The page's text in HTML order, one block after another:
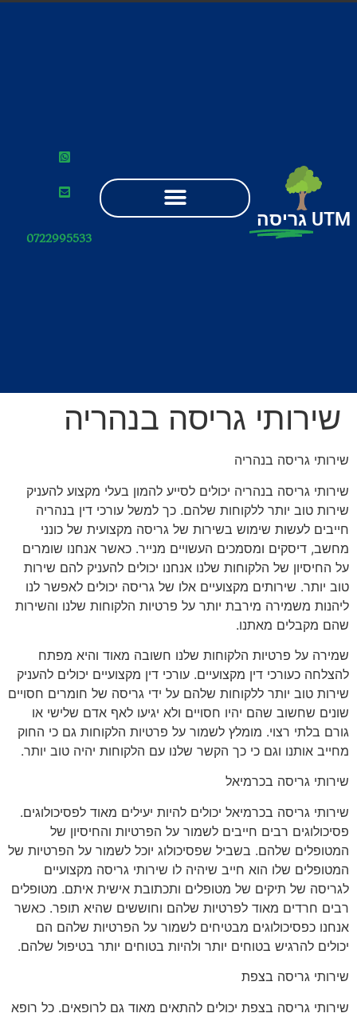
UTM גריסה
0722995533
שירותי גריסה בנהריה
שירותי גריסה בנהריה
שירותי גריסה בנהריה יכולים לסייע להמון בעלי מקצוע להעניק
שירות טוב יותר ללקוחות שלהם. כך למשל עורכי דין בנהריה
חייבים לעשות שימוש בשירות של גריסה מקצועית של כונני
מחשב, דיסקים ומסמכים העשויים מנייר. כאשר אנחנו שומרים
על החיסיון של הלקוחות שלנו אנחנו יכולים להעניק להם שירות
טוב יותר. שירותים מקצועיים אלו של גריסה יכולים לאפשר לנו
ליהנות משמירה מירבת יותר על פרטיות הלקוחות שלנו והשירות
שהם מקבלים מאתנו.
שמירה על פרטיות הלקוחות שלנו חשובה מאוד והיא מפתח
להצלחה כעורכי דין מקצועיים. עורכי דין מקצועיים יכולים להעניק
שירות טוב יותר ללקוחות שלהם על ידי גריסה של חומרים חסויים
שונים שחשוב שהם יהיו חסויים ולא יגיעו לאף אדם שלישי או
גורם בלתי רצוי. מומלץ לשמור על פרטיות הלקוחות גם כי החוק
מחייב אותנו וגם כי כך הקשר שלנו עם הלקוחות יהיה טוב יותר.
שירותי גריסה בכרמיאל
שירותי גריסה בכרמיאל יכולים להיות יעילים מאוד לפסיכולוגים.
פסיכולוגים רבים חייבים לשמור על הפרטיות והחיסיון של
המטופלים שלהם. בשביל שפסיכולוג יוכל לשמור על הפרטיות של
המטופלים שלו הוא חייב שיהיה לו שירותי גריסה מקצועיים
לגריסה של תיקים של מטופלים ותכתובת אישית איתם. מטופלים
רבים חרדים מאוד לפרטיות שלהם וחוששים שהיא תופר. כאשר
אנחנו כפסיכולוגים מבטיחים לשמור על הפרטיות שלהם הם
יכולים להרגיש בטוחים יותר ולהיות בטוחים יותר בטיפול שלהם.
שירותי גריסה בצפת
שירותי גריסה בצפת יכולים להתאים מאוד גם לרופאים. כל רופא